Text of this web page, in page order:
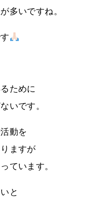
多いですね。
ために
いです。
動を
ますが
ています。
と